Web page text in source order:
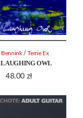
OWL
48.00 zł
Bennink / Terrie Ex